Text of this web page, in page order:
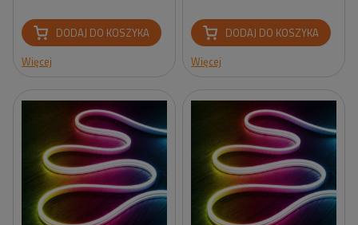
DODAJ DO KOSZYKA
Więcej
DODAJ DO KOSZYKA
Więcej